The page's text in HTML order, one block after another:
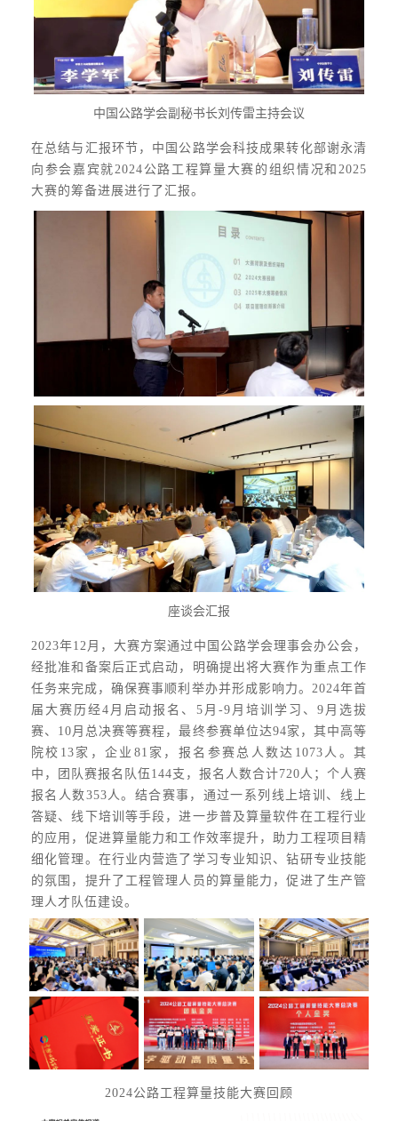
中国公路学会副秘书长刘传雷主持会议
在总结与汇报环节，中国公路学会科技成果转化部谢永清
向参会嘉宾就2024公路工程算量大赛的组织情况和2025
大赛的筹备进展进行了汇报。
座谈会汇报
2023年12月，大赛方案通过中国公路学会理事会办公会，
经批准和备案后正式启动，明确提出将大赛作为重点工作
任务来完成，确保赛事顺利举办并形成影响力。2024年首
届大赛历经4月启动报名、5月-9月培训学习、9月选拔
赛、10月总决赛等赛程，最终参赛单位达94家，其中高等
院校13家，企业81家，报名参赛总人数达1073人。其
中，团队赛报名队伍144支，报名人数合计720人；个人赛
报名人数353人。结合赛事，通过一系列线上培训、线上
答疑、线下培训等手段，进一步普及算量软件在工程行业
的应用，促进算量能力和工作效率提升，助力工程项目精
细化管理。在行业内营造了学习专业知识、钻研专业技能
的氛围，提升了工程管理人员的算量能力，促进了生产管
理人才队伍建设。
2024公路工程算量技能大赛回顾